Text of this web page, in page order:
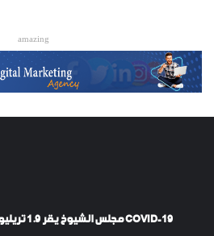
amazing
مجلس الشيوخ يقر 1.9 تريليون دولار لمشروع قانون إغاثة COVID-19